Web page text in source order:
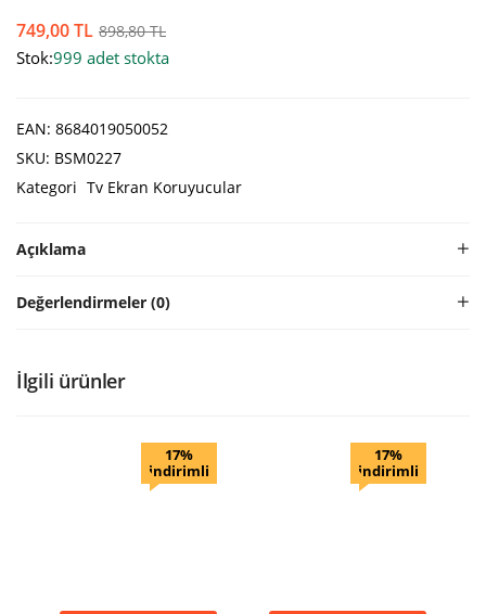
749,00TL 898,80TL
Stok:999 adet stokta
EAN: 8684019050052
SKU: BSM0227
Kategori Tv Ekran Koruyucular
Açıklama
Değerlendirmeler (0)
İlgili ürünler
17%
indirimli
17%
indirimli